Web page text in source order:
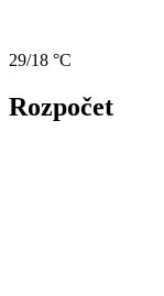
29/18 °C
Rozpočet